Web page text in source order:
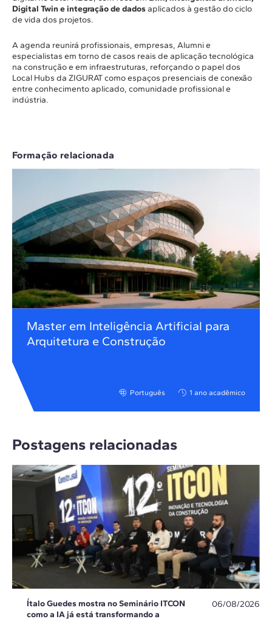
Digital Twin e integração de dadosaplicados à gestão do ciclo
de vida dos projetos.
A agenda reunirá profissionais, empresas, Alumni e
especialistas em torno de casos reais de aplicação tecnológica
na construção e em infraestruturas, reforçando o papel dos
Local Hubs da ZIGURAT como espaços presenciais de conexão
entre conhecimento aplicado, comunidade profissional e
indústria.
Formação relacionada
Master em Inteligência Artificial para
Arquitetura e Construção
Português 1 ano acadêmico
Postagens relacionadas
Ítalo Guedes mostra no Seminário ITCON
como a IA já está transformando a
06/08/2026